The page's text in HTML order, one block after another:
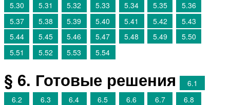
5.30
5.31 5.32 5.33 5.34 5.35
5.36
5.37
5.38 5.39 5.40 5.41 5.42
5.43
5.44
5.45 5.46 5.47 5.48 5.49
5.50
5.51
5.52 5.53 5.54
§ 6. Готовые решения
6.1
6.2
6.3 6.4 6.5 6.6 6.7
6.8